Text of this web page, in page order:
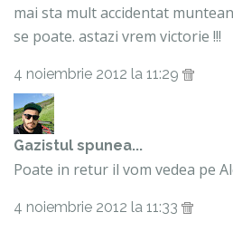
mai sta mult accidentat
se poate. astazi vrem victorie !!!
4 noiembrie 2012 la 11:29
Gazistul spunea...
Poate in retur il vom vedea pe
4 noiembrie 2012 la 11:33